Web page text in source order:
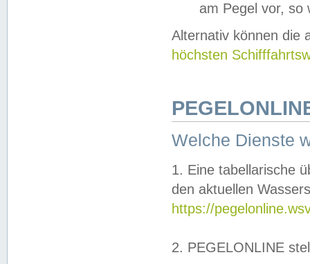
am Pegel vor,
Alternativ können die
höchsten
Welche Dienste
1. Eine tabellarische
den aktuellen
https://
2. PEGELONLINE